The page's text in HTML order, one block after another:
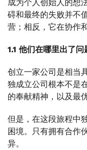
成为个人创始人的想
碍和最终的失败并不
营；相反，它在协作
1.1 他们在哪里出了问
创立一家公司是相当
独成立公司根本不是
的奉献精神，以及最
但是，在这段旅程中
困境。只有拥有合作
异。